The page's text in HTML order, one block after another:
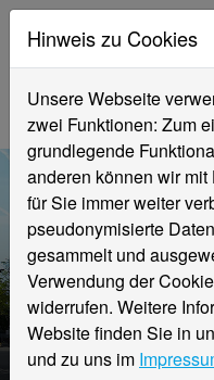
Aktuelle
Hochschule
Hinweis zu Cookies
Unsere Webseite
zwei Funktionen: Zum
grundlegende
anderen können wir
für Sie immer weiter
pseudonymisierte
gesammelt und
Verwendung der
widerrufen. Weitere
Website finden Sie in
und zu uns im